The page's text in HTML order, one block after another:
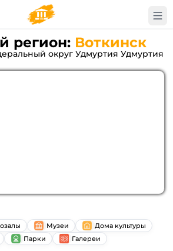
регион: Воткинск
округ Удмуртия Удмуртия
Музеи
Дома культуры
Парки Галереи